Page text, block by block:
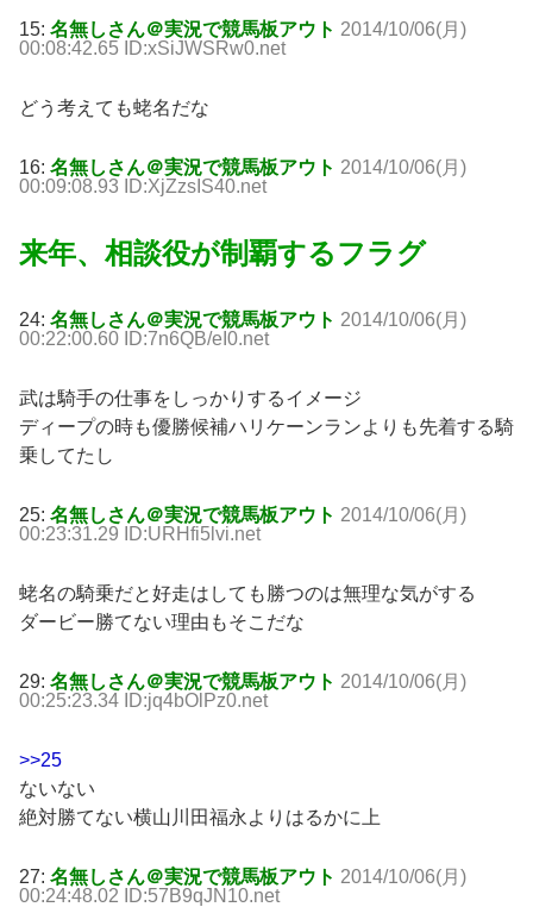
15: 名無しさん＠実況で競馬板アウト 2014/10/06(月)
00:08:42.65 ID:xSiJWSRw0.net
どう考えても蛯名だな
16: 名無しさん＠実況で競馬板アウト 2014/10/06(月)
00:09:08.93 ID:XjZzsIS40.net
来年、相談役が制覇するフラグ
24: 名無しさん＠実況で競馬板アウト 2014/10/06(月)
00:22:00.60 ID:7n6QB/eI0.net
武は騎手の仕事をしっかりするイメージ
ディープの時も優勝候補ハリケーンランよりも先着する騎
乗してたし
25: 名無しさん＠実況で競馬板アウト 2014/10/06(月)
00:23:31.29 ID:URHfi5lvi.net
蛯名の騎乗だと好走はしても勝つのは無理な気がする
ダービー勝てない理由もそこだな
29: 名無しさん＠実況で競馬板アウト 2014/10/06(月)
00:25:23.34 ID:jq4bOlPz0.net
>>25
ないない
絶対勝てない横山川田福永よりはるかに上
27: 名無しさん＠実況で競馬板アウト 2014/10/06(月)
00:24:48.02 ID:57B9qJN10.net